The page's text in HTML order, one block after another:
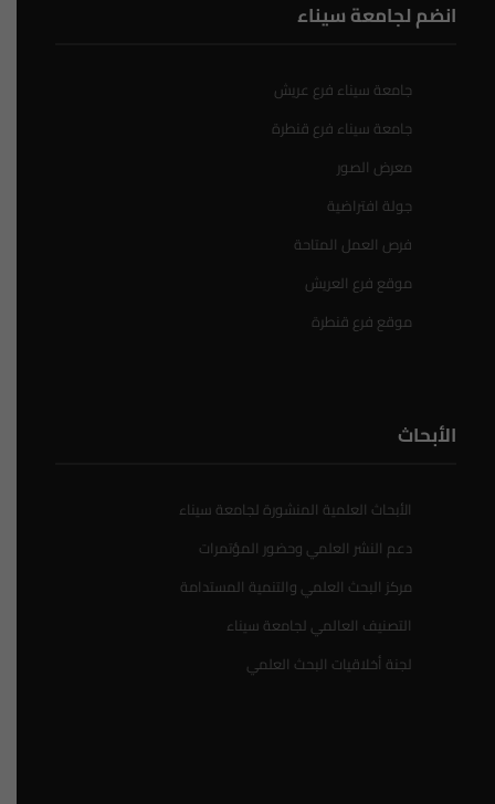
انضم لجامعة سيناء
جامعة سيناء فرع عريش
جامعة سيناء فرع قنطرة
معرض الصور
جولة افتراضية
فرص العمل المتاحة
موقع فرع العريش
موقع فرع قنطرة
الأبحاث
الأبحاث العلمية المنشورة لجامعة سيناء
دعم النشر العلمي وحضور المؤتمرات
مركز البحث العلمي والتنمية المستدامة
التصنيف العالمي لجامعة سيناء
لجنة أخلاقيات البحث العلمي